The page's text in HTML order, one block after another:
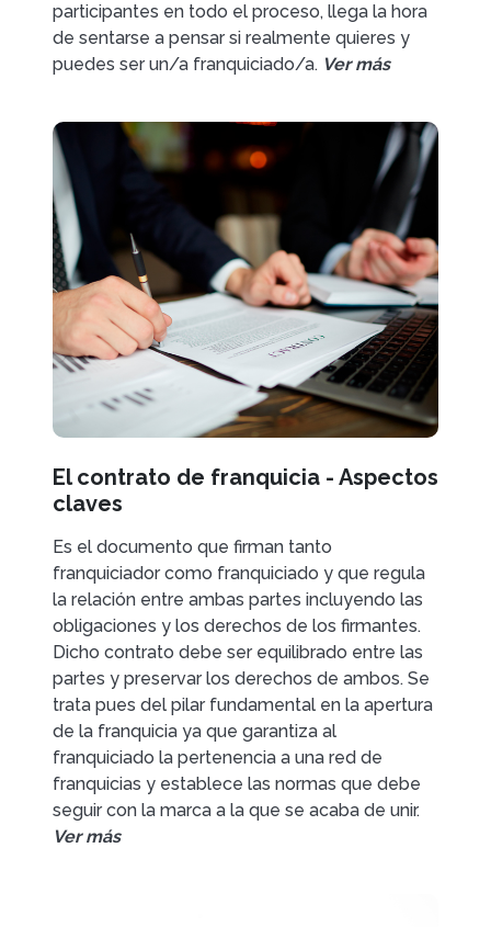
participantes en todo el proceso, llega la hora
de sentarse a pensar si realmente quieres y
puedes ser un/a franquiciado/a. Ver más
El contrato de franquicia - Aspectos
claves
Es el documento que firman tanto
franquiciador como franquiciado y que regula
la relación entre ambas partes incluyendo las
obligaciones y los derechos de los firmantes.
Dicho contrato debe ser equilibrado entre las
partes y preservar los derechos de ambos. Se
trata pues del pilar fundamental en la apertura
de la franquicia ya que garantiza al
franquiciado la pertenencia a una red de
franquicias y establece las normas que debe
seguir con la marca a la que se acaba de unir.
Ver más